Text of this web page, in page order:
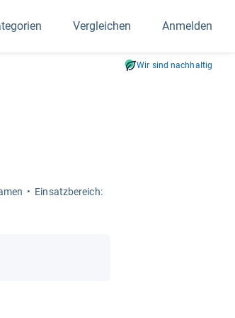
Vergleichen Anmelden
Wir sind nachhaltig
Ein­satz­be­reich: